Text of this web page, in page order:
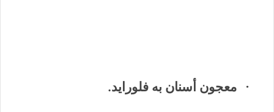
· معجون أسنان به فلورايد.